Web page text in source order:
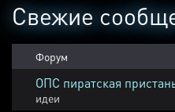
Свежие
Форум
ОПС пиратская
идеи